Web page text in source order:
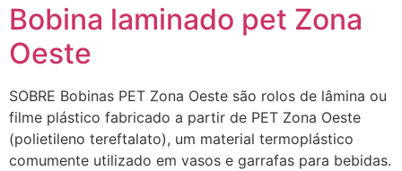
Bobina laminado pet Zona
Oeste
SOBRE Bobinas PET Zona Oeste são rolos de lâmina ou
filme plástico fabricado a partir de PET Zona Oeste
(polietileno tereftalato), um material termoplástico
comumente utilizado em vasos e garrafas para bebidas.